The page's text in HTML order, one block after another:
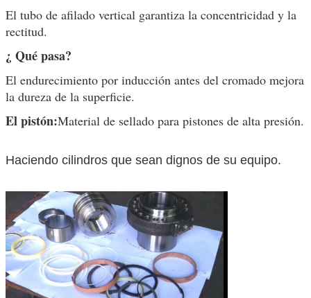
Deja un mensaje
¡Te llamaremos pronto!
El tubo de afilado vertical garantiza la concentricidad y la
rectitud.
¿ Qué pasa?
El endurecimiento por inducción antes del cromado mejora
la dureza de la superficie.
El pistón:Material de sellado para pistones de alta presión.
Haciendo cilindros que sean dignos de su equipo.